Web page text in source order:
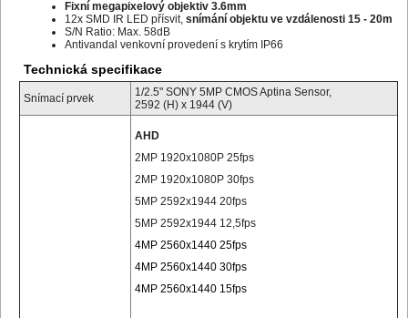
Fixní megapixelový objektiv 3.6mm
12x SMD IR LED přísvit, snímání objektu ve vzdálenosti 15 - 20m
S/N Ratio: Max. 58dB
Antivandal venkovní provedení s krytím IP66
Technická specifikace
Snímací prvek
1/2.5" SONY 5MP CMOS Aptina Sensor,
2592 (H) x 1944 (V)
AHD
2MP 1920x1080P 25fps
2MP 1920x1080P 30fps
5MP 2592x1944 20fps
5MP 2592x1944 12,5fps
4MP 2560x1440 25fps
4MP 2560x1440 30fps
4MP 2560x1440 15fps